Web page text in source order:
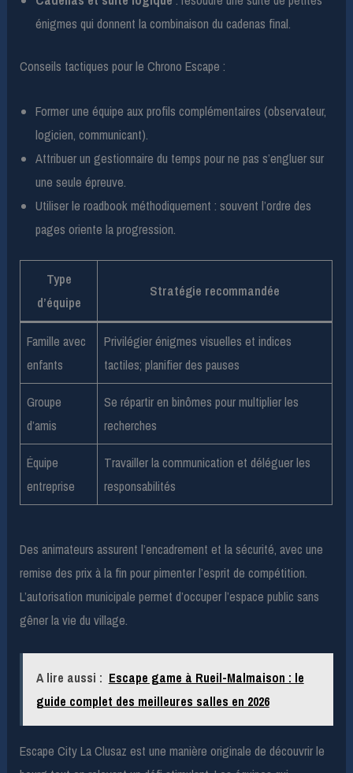
énigmes qui donnent la combinaison du cadenas final.
Conseils tactiques pour le Chrono Escape :
Former une équipe aux profils complémentaires (observateur,
logicien, communicant).
Attribuer un gestionnaire du temps pour ne pas s’engluer sur
une seule épreuve.
Utiliser le roadbook méthodiquement : souvent l’ordre des
pages oriente la progression.
Type
d’équipe
Stratégie recommandée
Famille avec
enfants
Privilégier énigmes visuelles et indices
tactiles; planifier des pauses
Groupe
d’amis
Se répartir en binômes pour multiplier les
recherches
Équipe
entreprise
Travailler la communication et déléguer les
responsabilités
Des animateurs assurent l’encadrement et la sécurité, avec une
remise des prix à la fin pour pimenter l’esprit de compétition.
L’autorisation municipale permet d’occuper l’espace public sans
gêner la vie du village.
A lire aussi : Escape game à Rueil-Malmaison : le
guide complet des meilleures salles en 2026
Escape City La Clusaz est une manière originale de découvrir le